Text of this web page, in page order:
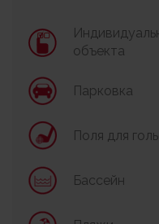
объекта
Парковка
Поля для
Бассейн